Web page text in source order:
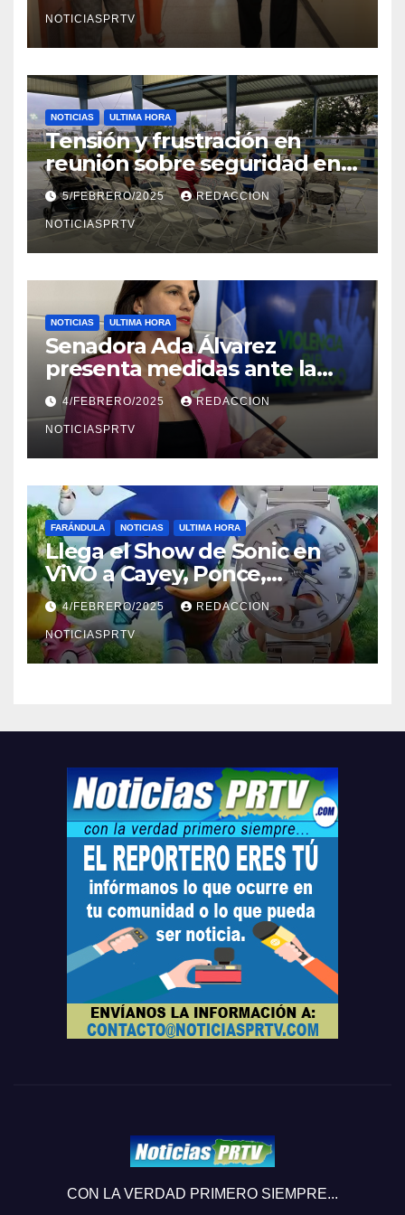
NOTICIASPRTV
NOTICIAS ULTIMA HORA
Tensión y frustración en
reunión sobre seguridad en
Reparto Metropolitano
5/FEBRERO/2025 REDACCION
NOTICIASPRTV
NOTICIAS ULTIMA HORA
Senadora Ada Álvarez
presenta medidas ante la
violencia en el noviazgo
4/FEBRERO/2025 REDACCION
NOTICIASPRTV
FARÁNDULA NOTICIAS ULTIMA HORA
Llega el Show de Sonic en
ViVO a Cayey, Ponce,
Barceloneta y Humacao,
Relojes gratis para el que
compre ahora….
4/FEBRERO/2025 REDACCION
NOTICIASPRTV
CON LA VERDAD PRIMERO SIEMPRE...